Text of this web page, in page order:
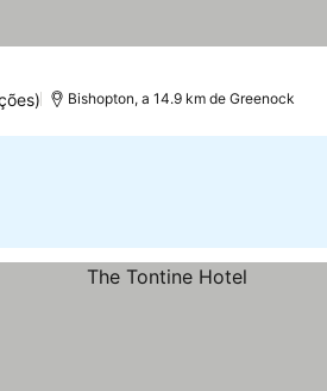
Bishopton, a 14.9 km de Greenock